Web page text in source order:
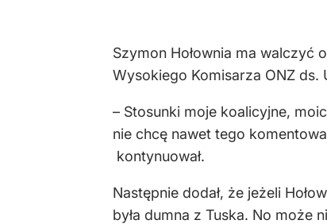
Szymon Hołownia ma walczyć
Wysokiego Komisarza ONZ ds.
– Stosunki moje koalicyjne,
nie chcę nawet tego
kontynuował.
Następnie dodał, że jeżeli
była dumna z Tuska. No może